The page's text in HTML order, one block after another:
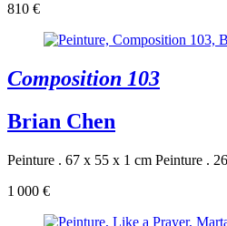
810 €
Composition 103
Brian Chen
Peinture . 67 x 55 x 1 cm Peinture .
1 000 €